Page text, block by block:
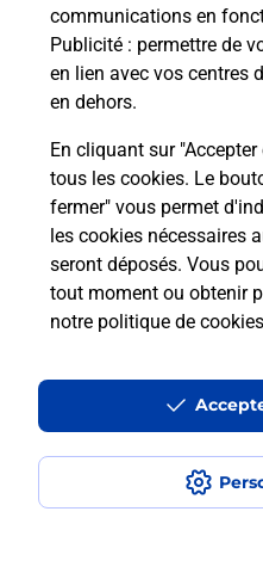
communications en
Publicité : permettre de
en lien avec vos centres
en dehors.
En cliquant sur
tous les cookies. Le
fermer" vous permet
les cookies nécessaires
seront déposés. Vous
tout moment ou obtenir
notre politique de cookies
En savoir plus
Questions
Comment
en ligne depuis
Comment envoyer
retour chez un e-
déplacer ?
Envoyer un petit